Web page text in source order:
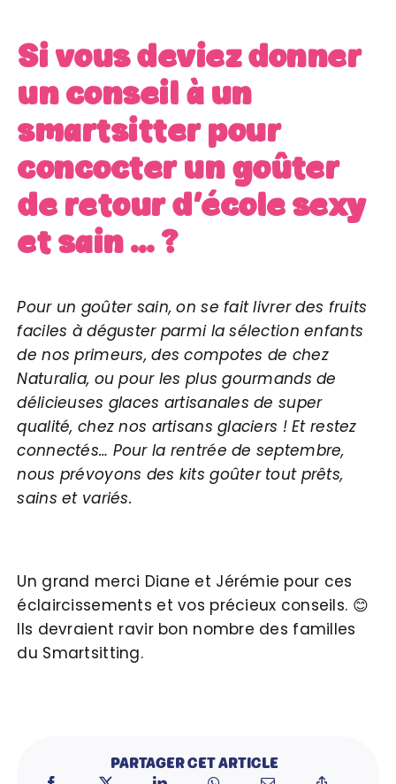
Si vous deviez donner
un conseil à un
smartsitter pour
concocter un goûter
de retour d’école sexy
et sain … ?
Pour un goûter sain, on se fait livrer des fruits
faciles à déguster parmi la sélection enfants
de nos primeurs, des compotes de chez
Naturalia, ou pour les plus gourmands de
délicieuses glaces artisanales de super
qualité, chez nos artisans glaciers ! Et restez
connectés… Pour la rentrée de septembre,
nous prévoyons des kits goûter tout prêts,
sains et variés.
Un grand merci Diane et Jérémie pour ces
éclaircissements et vos précieux conseils. 😊
Ils devraient ravir bon nombre des familles
du Smartsitting.
PARTAGER CET ARTICLE